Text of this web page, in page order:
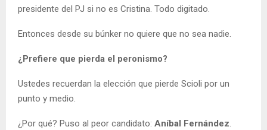
presidente del PJ si no es Cristina. Todo digitado.
Entonces desde su búnker no quiere que no sea nadie.
¿Prefiere que pierda el peronismo?
Ustedes recuerdan la elección que pierde Scioli por un
punto y medio.
¿Por qué? Puso al peor candidato: Aníbal Fernández.